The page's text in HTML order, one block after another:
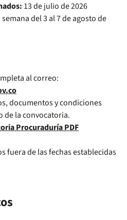
13 de julio de 2026
semana del 3 al 7 de agosto de
al correo:
documentos y condiciones
de la convocatoria.
Procuraduría PDF
fuera de las fechas establecidas